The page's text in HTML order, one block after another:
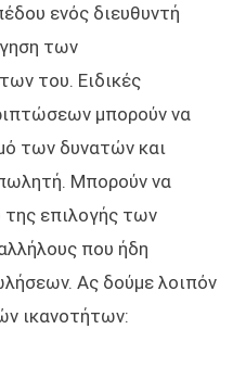
ενός διευθυντή
των
του. Ειδικές
μπορούν να
των δυνατών και
Μπορούν να
επιλογής των
που ήδη
Ας δούμε λοιπόν
ικανοτήτων: